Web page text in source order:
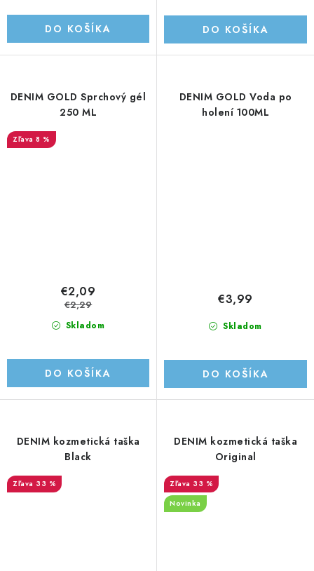
DO KOŠÍKA DO KOŠÍKA
DENIM GOLD Sprchový gél
250 ML
8 %
Skladom
€2,09
€2,29
DO KOŠÍKA
DENIM GOLD Voda po
holení 100ML
Skladom
€3,99
DO KOŠÍKA
DENIM kozmetická taška
Black
33 %
DENIM kozmetická taška
Original
33 %
Novinka